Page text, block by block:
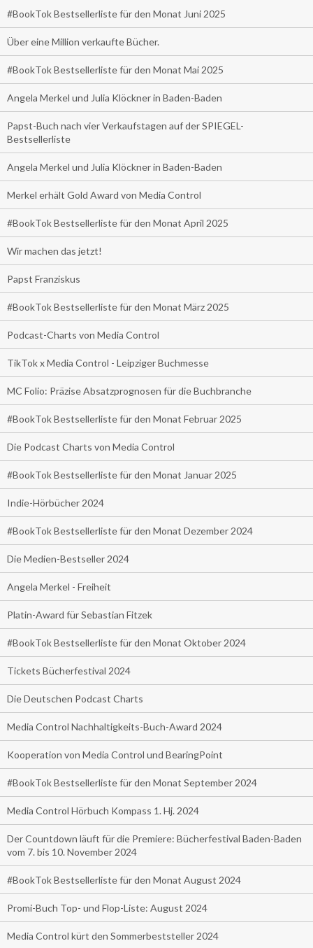
#BookTok Bestsellerliste für den Monat Juni 2025
Über eine Million verkaufte Bücher.
#BookTok Bestsellerliste für den Monat Mai 2025
Angela Merkel und Julia Klöckner in Baden-Baden
Papst-Buch nach vier Verkaufstagen auf der SPIEGEL-
Bestsellerliste
Angela Merkel und Julia Klöckner in Baden-Baden
Merkel erhält Gold Award von Media Control
#BookTok Bestsellerliste für den Monat April 2025
Wir machen das jetzt!
Papst Franziskus
#BookTok Bestsellerliste für den Monat März 2025
Podcast-Charts von Media Control
TikTok x Media Control - Leipziger Buchmesse
MC Folio: Präzise Absatzprognosen für die Buchbranche
#BookTok Bestsellerliste für den Monat Februar 2025
Die Podcast Charts von Media Control
#BookTok Bestsellerliste für den Monat Januar 2025
Indie-Hörbücher 2024
#BookTok Bestsellerliste für den Monat Dezember 2024
Die Medien-Bestseller 2024
Angela Merkel - Freiheit
Platin-Award für Sebastian Fitzek
#BookTok Bestsellerliste für den Monat Oktober 2024
Tickets Bücherfestival 2024
Die Deutschen Podcast Charts
Media Control Nachhaltigkeits-Buch-Award 2024
Kooperation von Media Control und BearingPoint
#BookTok Bestsellerliste für den Monat September 2024
Media Control Hörbuch Kompass 1. Hj. 2024
Der Countdown läuft für die Premiere: Bücherfestival Baden-Baden
vom 7. bis 10. November 2024
#BookTok Bestsellerliste für den Monat August 2024
Promi-Buch Top- und Flop-Liste: August 2024
Media Control kürt den Sommerbeststeller 2024